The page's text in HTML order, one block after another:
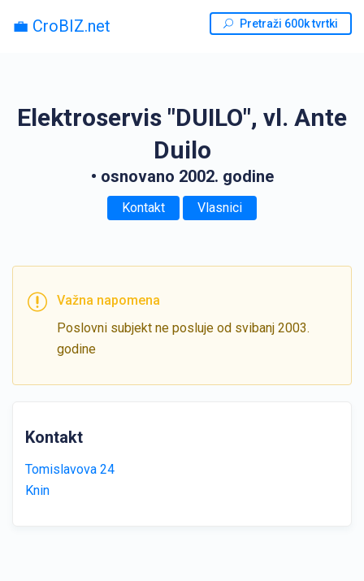
💼 CroBIZ.net Pretraži 600k tvrtki
Elektroservis "DUILO", vl. Ante
Duilo
• osnovano 2002. godine
Kontakt Vlasnici
Važna napomena
Poslovni subjekt ne posluje od svibanj 2003.
godine
Kontakt
Tomislavova 24
Knin